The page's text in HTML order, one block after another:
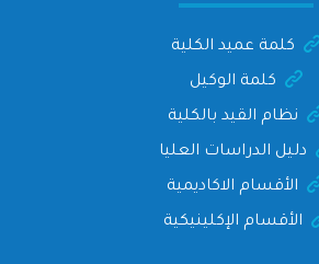
كلمة عميد الكلية
كلمة الوكيل
نظام القيد بالكلية
دليل الدراسات العليا
الأقسام الاكاديمية
الأقسام الإكلينيكية